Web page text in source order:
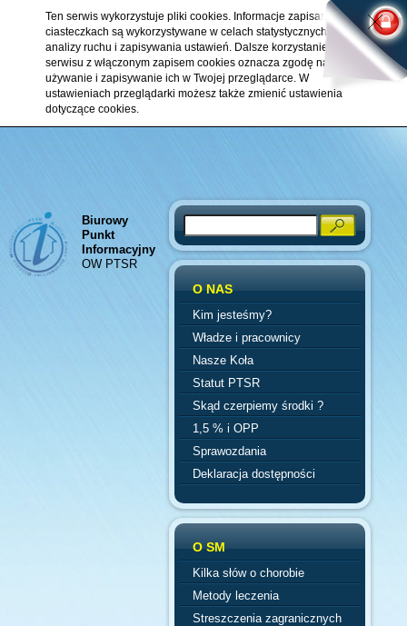
Ten serwis wykorzystuje pliki cookies. Informacje zapisane w
ciasteczkach są wykorzystywane w celach statystycznych,
analizy ruchu i zapisywania ustawień. Dalsze korzystanie z
serwisu z włączonym zapisem cookies oznacza zgodę na ich
używanie i zapisywanie ich w Twojej przeglądarce. W
ustawieniach przeglądarki możesz także zmienić ustawienia
dotyczące cookies.
Biurowy
Punkt
Informacyjny
OW PTSR
Search
O NAS
Kim jesteśmy?
Władze i pracownicy
Nasze Koła
Statut PTSR
Skąd czerpiemy środki ?
1,5 % i OPP
Sprawozdania
Deklaracja dostępności
O SM
Kilka słów o chorobie
Metody leczenia
Streszczenia zagranicznych